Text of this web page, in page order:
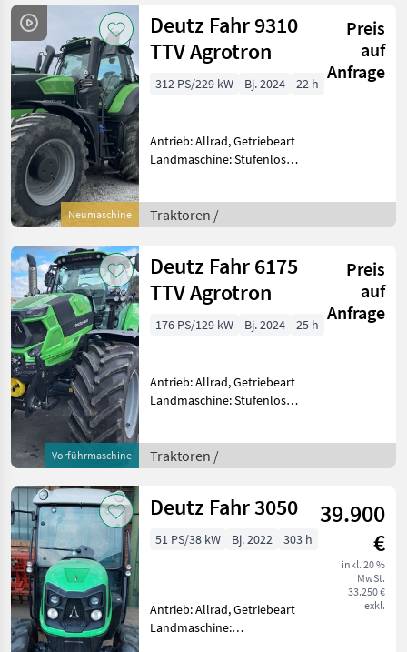
Neumaschine
Deutz Fahr 9310
TTV Agrotron
Preis
auf
Anfrage
312 PS/229 kW Bj. 2024 22 h
Antrieb: Allrad, Getriebeart
Landmaschine: Stufenloses
540E/1000/1000E,
Höchstgeschwindigkeit in
Traktoren /
Vorführmaschine
Deutz Fahr 6175
TTV Agrotron
Preis
auf
Anfrage
176 PS/129 kW Bj. 2024 25 h
Antrieb: Allrad, Getriebeart
Landmaschine: Stufenloses
540/540E/1000/1000E,
Höchstgeschwindigkeit in
Traktoren /
Deutz Fahr 3050
39.900
€
inkl. 20 %
MwSt.
33.250 €
exkl.
51 PS/38 kW Bj. 2022 303 h
Antrieb: Allrad, Getriebeart
Landmaschine: